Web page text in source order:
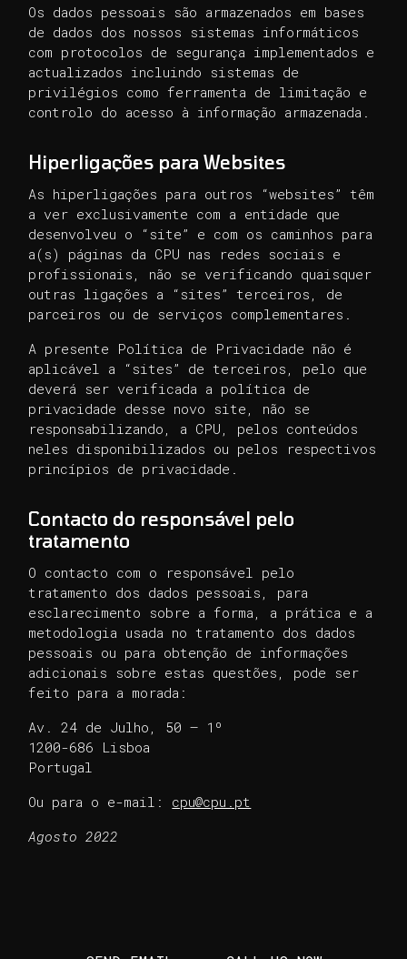
Os dados pessoais são armazenados em bases
de dados dos nossos sistemas informáticos
com protocolos de segurança implementados e
actualizados incluindo sistemas de
privilégios como ferramenta de limitação e
controlo do acesso à informação armazenada.
Hiperligações para Websites
As hiperligações para outros “websites” têm
a ver exclusivamente com a entidade que
desenvolveu o “site” e com os caminhos para
a(s) páginas da CPU nas redes sociais e
profissionais, não se verificando quaisquer
outras ligações a “sites” terceiros, de
parceiros ou de serviços complementares.
A presente Política de Privacidade não é
aplicável a “sites” de terceiros, pelo que
deverá ser verificada a política de
privacidade desse novo site, não se
responsabilizando, a CPU, pelos conteúdos
neles disponibilizados ou pelos respectivos
princípios de privacidade.
Contacto do responsável pelo
tratamento
O contacto com o responsável pelo
tratamento dos dados pessoais, para
esclarecimento sobre a forma, a prática e a
metodologia usada no tratamento dos dados
pessoais ou para obtenção de informações
adicionais sobre estas questões, pode ser
feito para a morada:
Av. 24 de Julho, 50 – 1º
1200-686 Lisboa
Portugal
Ou para o e-mail: cpu@cpu.pt
Agosto 2022